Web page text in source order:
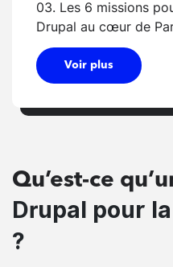
03. Les 6 missions
Drupal au cœur de
Voir plus
Qu’est-ce
Drupal pour
?